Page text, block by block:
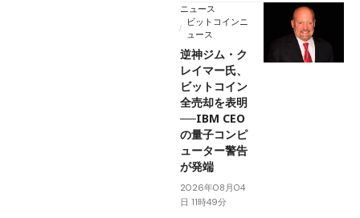
ニュース
ビットコインニ
ュース
逆神ジム・ク
レイマー氏、
ビットコイン
全売却を表明
──IBM CEO
の量子コンピ
ューター警告
が発端
2026年08月04
日 11時49分